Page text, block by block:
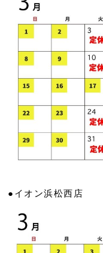
●イオン浜松西店